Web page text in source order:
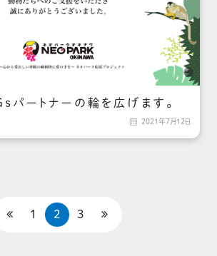
パートナーの輪を広げます。
 2021年7月12日
 1 2 3 